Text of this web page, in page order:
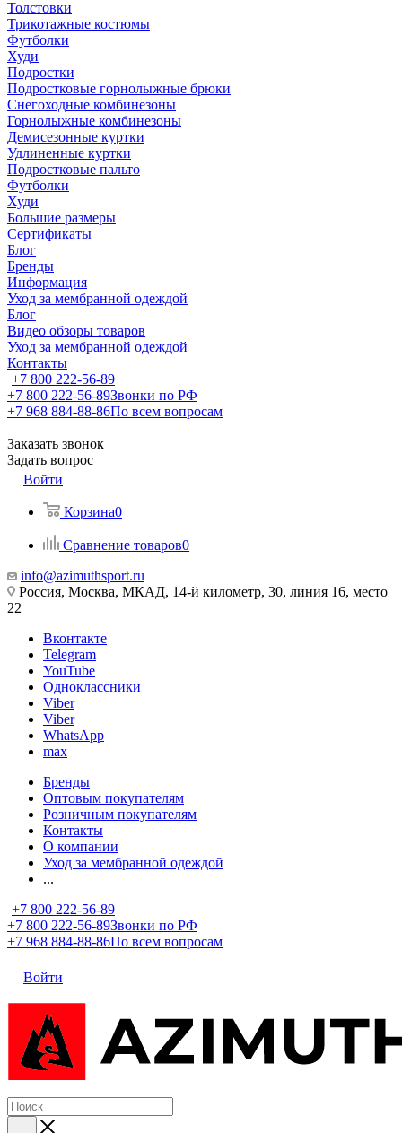
Толстовки
Трикотажные костюмы
Футболки
Худи
Подростки
Подростковые горнолыжные брюки
Снегоходные комбинезоны
Горнолыжные комбинезоны
Демисезонные куртки
Удлиненные куртки
Подростковые пальто
Футболки
Худи
Большие размеры
Сертификаты
Блог
Бренды
Информация
Уход за мембранной одеждой
Блог
Видео обзоры товаров
Уход за мембранной одеждой
Контакты
+7 800 222-56-89
+7 800 222-56-89Звонки по РФ
+7 968 884-88-86По всем вопросам
Заказать звонок
Задать вопрос
Войти
Корзина0
Сравнение товаров0
info@azimuthsport.ru
Россия, Москва, МКАД, 14-й километр, 30, линия 16, место
22
Вконтакте
Telegram
YouTube
Одноклассники
Viber
Viber
WhatsApp
max
Бренды
Оптовым покупателям
Розничным покупателям
Контакты
О компании
Уход за мембранной одеждой
...
+7 800 222-56-89
+7 800 222-56-89Звонки по РФ
+7 968 884-88-86По всем вопросам
Войти